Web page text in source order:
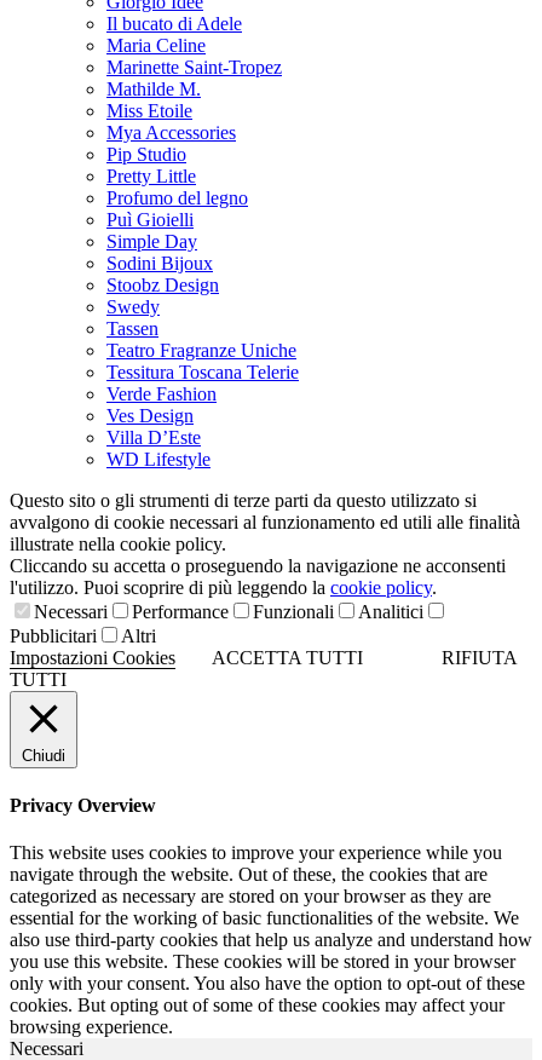
Il bucato di Adele
Maria Celine
Marinette Saint-Tropez
Mathilde M.
Miss Etoile
Mya Accessories
Pip Studio
Pretty Little
Profumo del legno
Puì Gioielli
Simple Day
Sodini Bijoux
Stoobz Design
Swedy
Tassen
Teatro Fragranze Uniche
Tessitura Toscana Telerie
Verde Fashion
Ves Design
Villa D’Este
WD Lifestyle
Questo sito o gli strumenti di terze parti da questo utilizzato si
avvalgono di cookie necessari al funzionamento ed utili alle finalità
illustrate nella cookie policy.
Cliccando su accetta o proseguendo la navigazione ne acconsenti
l'utilizzo. Puoi scoprire di più leggendo la cookie policy.
Necessari
Performance Funzionali
Analitici
Pubblicitari
Altri
Impostazioni Cookies
ACCETTA TUTTI
RIFIUTA
TUTTI
Chiudi
Privacy Overview
This website uses cookies to improve your experience while you
navigate through the website. Out of these, the cookies that are
categorized as necessary are stored on your browser as they are
essential for the working of basic functionalities of the website. We
also use third-party cookies that help us analyze and understand how
you use this website. These cookies will be stored in your browser
only with your consent. You also have the option to opt-out of these
cookies. But opting out of some of these cookies may affect your
browsing experience.
Necessari